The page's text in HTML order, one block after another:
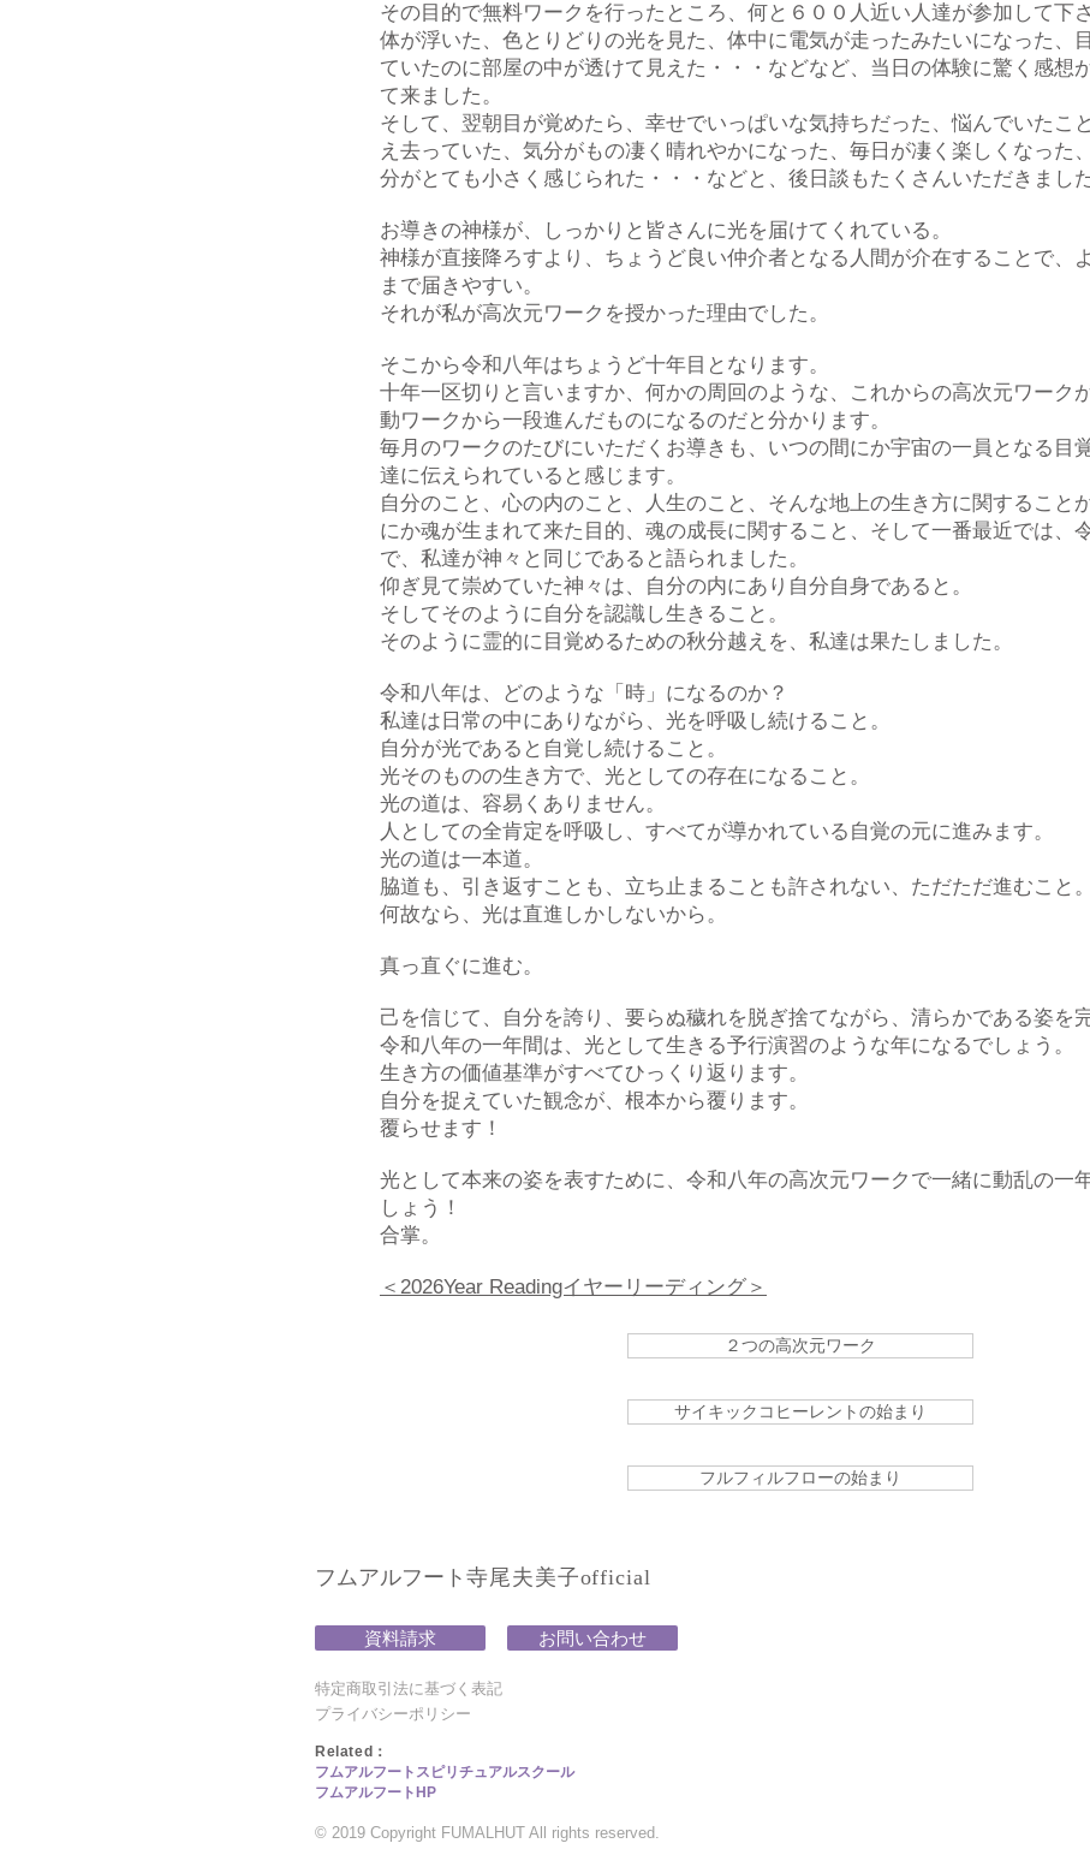
その目的で無料ワークを行ったところ、何と６００人近い人達が参加して下
体が浮いた、色とりどりの光を見た、体中に電気が走ったみたいになった、
ていたのに部屋の中が透けて見えた・・・などなど、当日の体験に驚く感想
て来ました。
そして、翌朝目が覚めたら、幸せでいっぱいな気持ちだった、悩んでいたこ
え去っていた、気分がもの凄く晴れやかになった、毎日が凄く楽しくなった
分がとても小さく感じられた・・・などと、後日談もたくさんいただきました
お導きの神様が、しっかりと皆さんに光を届けてくれている。
神様が直接降ろすより、ちょうど良い仲介者となる人間が介在することで、
まで届きやすい。
それが私が高次元ワークを授かった理由でした。
そこから令和八年はちょうど十年目となります。
十年一区切りと言いますか、何かの周回のような、これからの高次元ワーク
動ワークから一段進んだものになるのだと分かります。
毎月のワークのたびにいただくお導きも、いつの間にか宇宙の一員となる目
達に伝えられていると感じます。
自分のこと、心の内のこと、人生のこと、そんな地上の生き方に関すること
にか魂が生まれて来た目的、魂の成長に関すること、そして一番最近では、
で、私達が神々と同じであると語られました。
仰ぎ見て崇めていた神々は、自分の内にあり自分自身であると。
そしてそのように自分を認識し生きること。
そのように霊的に目覚めるための秋分越えを、私達は果たしました。
令和八年は、どのような「時」になるのか？
私達は日常の中にありながら、光を呼吸し続けること。
自分が光であると自覚し続けること。
光そのものの生き方で、光としての存在になること。
光の道は、容易くありません。
人としての全肯定を呼吸し、すべてが導かれている自覚の元に進みます。
光の道は一本道。
脇道も、引き返すことも、立ち止まることも許されない、ただただ進むこと。
何故なら、光は直進しかしないから。
真っ直ぐに進む。
己を信じて、自分を誇り、要らぬ穢れを脱ぎ捨てながら、清らかである姿を
令和八年の一年間は、光として生きる予行演習のような年になるでしょう。
生き方の価値基準がすべてひっくり返ります。
自分を捉えていた観念が、根本から覆ります。
覆らせます！
光として本来の姿を表すために、令和八年の高次元ワークで一緒に動乱の一
しょう！
合掌。
＜2026Year Readingイヤーリーディング＞
２つの高次元ワーク
サイキックコヒーレントの始まり
フルフィルフローの始まり
フムアルフート 寺尾夫美子official
資料請求 お問い合わせ
特定商取引法に基づく表記
プライバシーポリシー
​Related：
フムアルフートスピリチュアルスクール
フムアルフートHP
© 2019 Copyright FUMALHUT All rights reserved.